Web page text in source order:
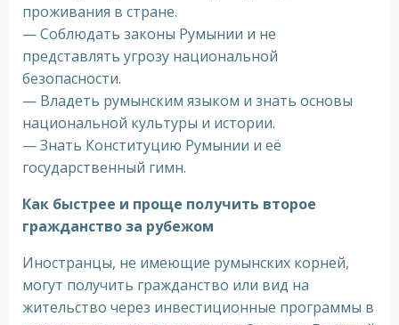
проживания в стране.
— Соблюдать законы Румынии и не
представлять угрозу национальной
безопасности.
— Владеть румынским языком и знать основы
национальной культуры и истории.
— Знать Конституцию Румынии и её
государственный гимн.
Как быстрее и проще получить второе
гражданство за рубежом
Иностранцы, не имеющие румынских корней,
могут получить гражданство или вид на
жительство через инвестиционные программы в